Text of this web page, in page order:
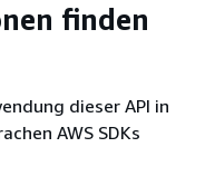
finden
dieser API in
AWS SDKs